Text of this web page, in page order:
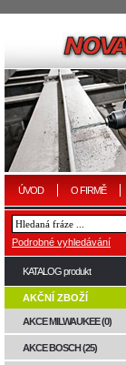
ÚVOD O FIRMĚ
Podrobné vyhledávání
KATALOG produkt
AKČNÍ ZBOŽÍ
AKCE MILWAUKEE (0)
AKCE BOSCH (25)